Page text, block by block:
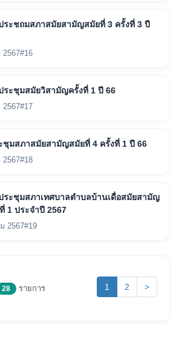
ระชถมสภาสมัยสามัญสมัยที่ 3 ครั้งที่ 3 ปี
2567#16
ระชุมสมัยวิสามัญครั้งที่ 1 ปี 66
2567#17
ชุมสภาสมัยสามัญสมัยที่ 4 ครั้งที่ 1 ปี 66
2567#18
ระชุมสภาเทศบาลตำบลบ้านเดื่อสมัยสามัญ
1 ประจำปี 2567
2567#19
28 รายการ 1 (current)
2 >